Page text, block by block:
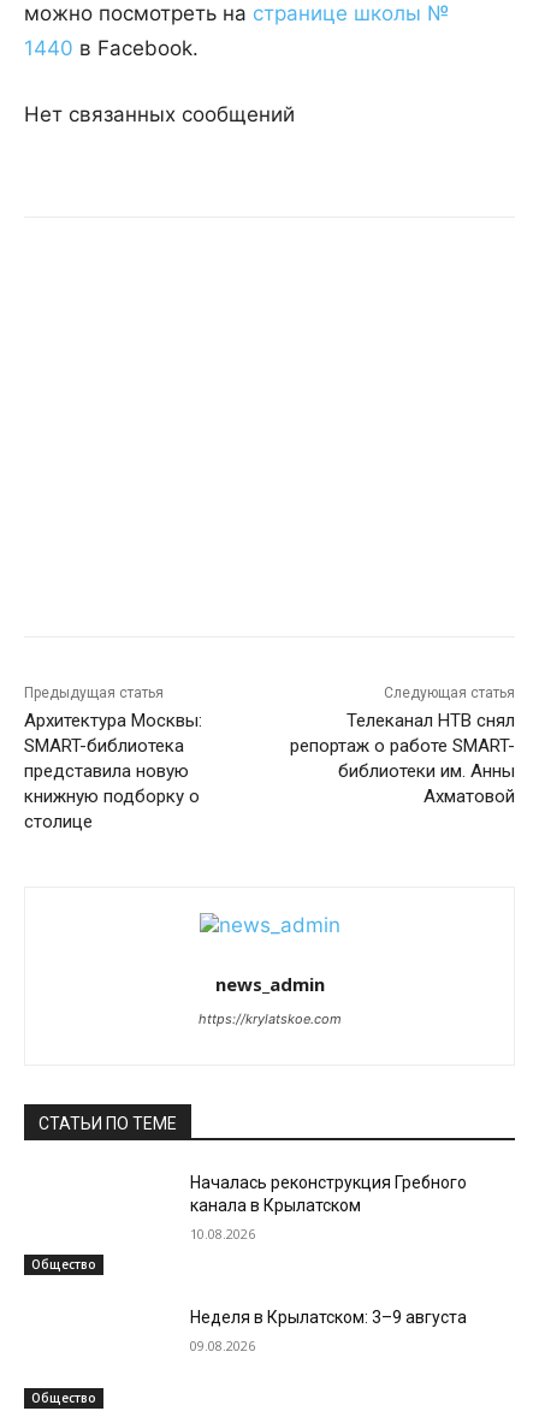
можно посмотреть на странице школы №
1440 в Facebook.
Нет связанных сообщений
Предыдущая статья
Архитектура Москвы:
SMART-библиотека
представила новую
книжную подборку о
столице
Следующая статья
Телеканал НТВ снял
репортаж о работе SMART-
библиотеки им. Анны
Ахматовой
news_admin
https://krylatskoe.com
СТАТЬИ ПО ТЕМЕ
Общество
Началась реконструкция Гребного
канала в Крылатском
10.08.2026
Общество
Неделя в Крылатском: 3–9 августа
09.08.2026